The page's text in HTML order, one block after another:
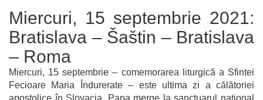
Miercuri, 15 septembrie 2021:
Bratislava – Šaštin – Bratislava
– Roma
Miercuri, 15 septembrie – comemorarea liturgică a Sfintei
Fecioare Maria Îndurerate – este ultima zi a călătoriei
apostolice în Slovacia. Papa merge la sanctuarul național